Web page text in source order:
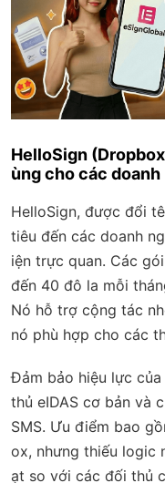
HelloSign
ùng cho các
HelloSign, được đổi
tiêu đến các doanh
iện trực quan. Các
đến 40 đô la mỗi
Nó hỗ trợ cộng tác
nó phù hợp cho các
Đảm bảo hiệu lực
thủ eIDAS cơ bản và
SMS. Ưu điểm bao
ox, nhưng thiếu logic
ạt so với các đối thủ